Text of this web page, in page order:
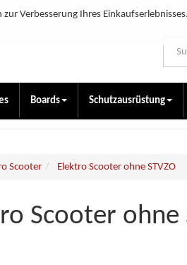
Boards Schutzausrüstung
Scooter Elektro Scooter ohne STVZO
Scooter ohne
Verbesserung Ihres